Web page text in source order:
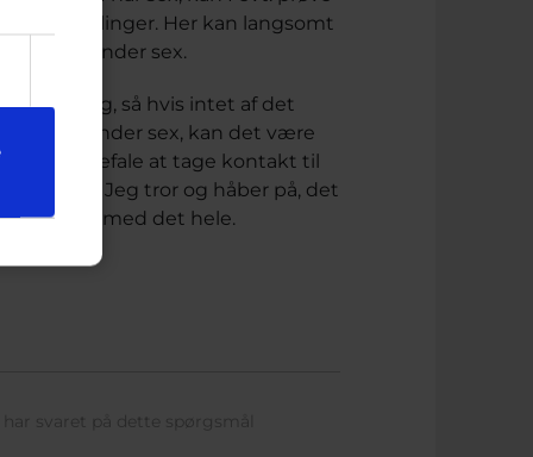
stillinger. Her kan langsomt
ubehag under sex.
din sag, så hvis intet af det
ubehag under sex, kan det være
jeg anbefale at tage kontakt til
område. Jeg tror og håber på, det
og lykke med det hele.
har svaret på dette spørgsmål